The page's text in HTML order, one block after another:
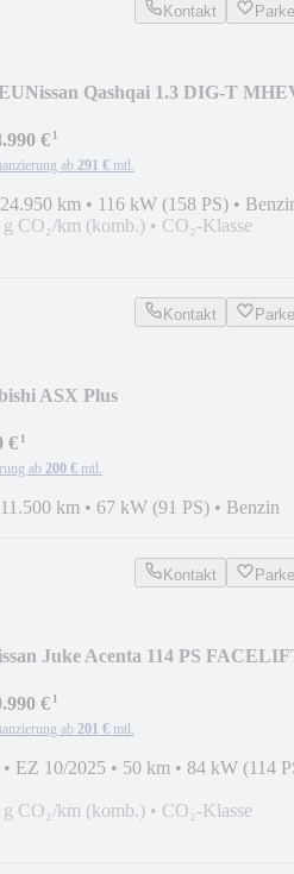
Kontakt
Nissan Qashqai 1.3 DIG-T
€¹
ab 291 € mtl.
24.950 km • 116 kW (158 PS) •
g CO₂/km (komb.) • CO₂-Klasse
Kontakt
ASX Plus
€¹
ab 200 € mtl.
11.500 km • 67 kW (91 PS) • Benzin
Kontakt
Juke Acenta 114 PS
€¹
ab 201 € mtl.
• EZ 10/2025 • 50 km • 84 kW (114
g CO₂/km (komb.) • CO₂-Klasse